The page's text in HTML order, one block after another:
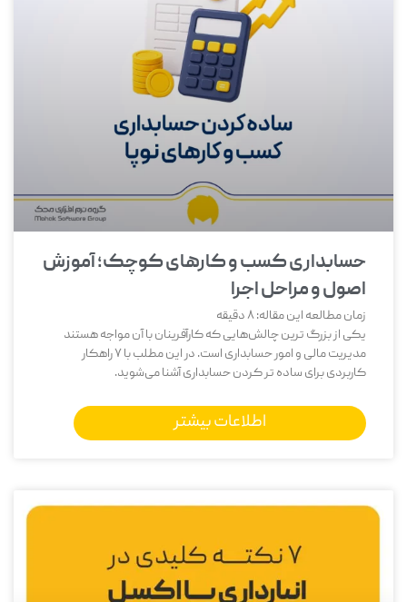
حسابداری کسب و کارهای کوچک؛ آموزش
اصول و مراحل اجرا
زمان مطالعه این مقاله:8دقیقه
یکی از بزرگ‌ ترین چالش‌هایی که کارآفرینان با آن مواجه هستند
مدیریت مالی و امور حسابداری است. در این مطلب با 7 راهکار
کاربردی برای ساده تر کردن حسابداری آشنا می‌شوید.
اطلاعات بیشتر